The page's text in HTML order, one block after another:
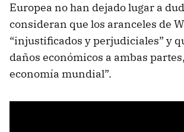
Europea no han dejado lugar a
consideran que los aranceles de
“injustificados y perjudiciales” y
daños económicos a ambas
economía mundial”.